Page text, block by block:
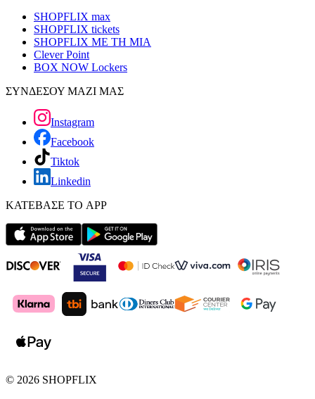
SHOPFLIX max
SHOPFLIX tickets
SHOPFLIX ΜΕ ΤΗ ΜΙΑ
Clever Point
BOX NOW Lockers
ΣΥΝΔΕΣΟΥ ΜΑΖΙ ΜΑΣ
Instagram
Facebook
Tiktok
Linkedin
ΚΑΤΕΒΑΣΕ ΤΟ APP
© 2026 SHOPFLIX